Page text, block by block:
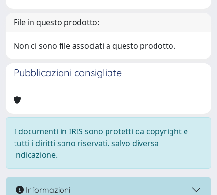
File in questo prodotto:
Non ci sono file associati a questo prodotto.
Pubblicazioni consigliate
I documenti in IRIS sono protetti da copyright e
tutti i diritti sono riservati, salvo diversa
indicazione.
Informazioni